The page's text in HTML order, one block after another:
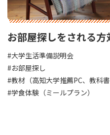
お部屋探しをされる方
#大学生活準備説明会
#お部屋探し
#教材（高知大学推薦PC、教科書
#学食体験（ミールプラン）